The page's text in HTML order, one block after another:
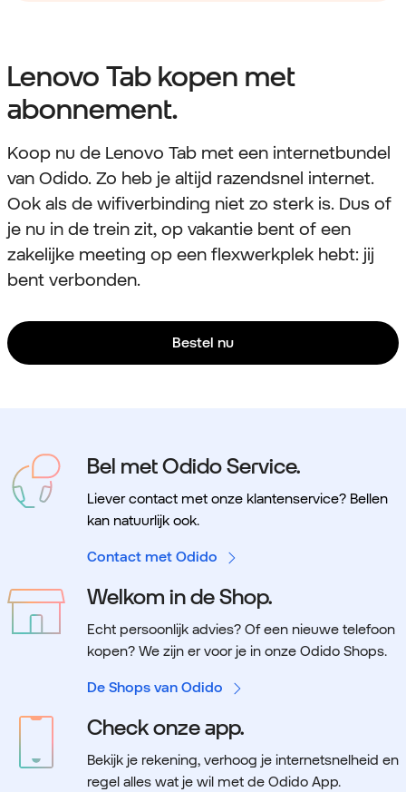
Lenovo Tab kopen met
abonnement.
Koop nu de Lenovo Tab met een internetbundel
van Odido. Zo heb je altijd razendsnel internet.
Ook als de wifiverbinding niet zo sterk is. Dus of
je nu in de trein zit, op vakantie bent of een
zakelijke meeting op een flexwerkplek hebt: jij
bent verbonden.
Bestel nu
Bel met Odido Service.
Liever contact met onze klantenservice? Bellen
kan natuurlijk ook.
Contact met Odido
Welkom in de Shop.
Echt persoonlijk advies? Of een nieuwe telefoon
kopen? We zijn er voor je in onze Odido Shops.
De Shops van Odido
Check onze app.
Bekijk je rekening, verhoog je internetsnelheid en
regel alles wat je wil met de Odido App.